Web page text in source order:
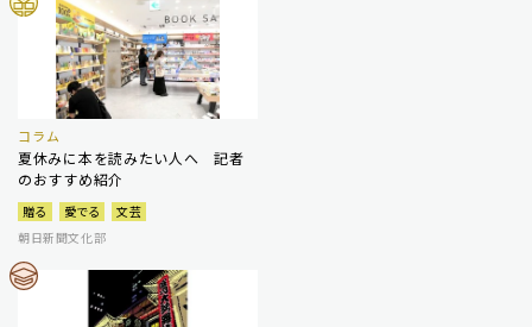
コラム
夏休みに本を読みたい人へ 記者
のおすすめ紹介
贈る 愛でる
文芸
朝日新聞文化部